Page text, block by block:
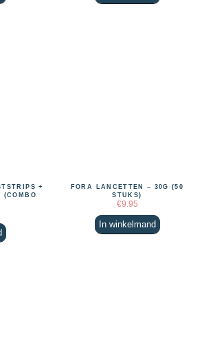
+
(COMBO
FORA LANCETTEN – 30G (50
STUKS)
€9.95
In winkelmand